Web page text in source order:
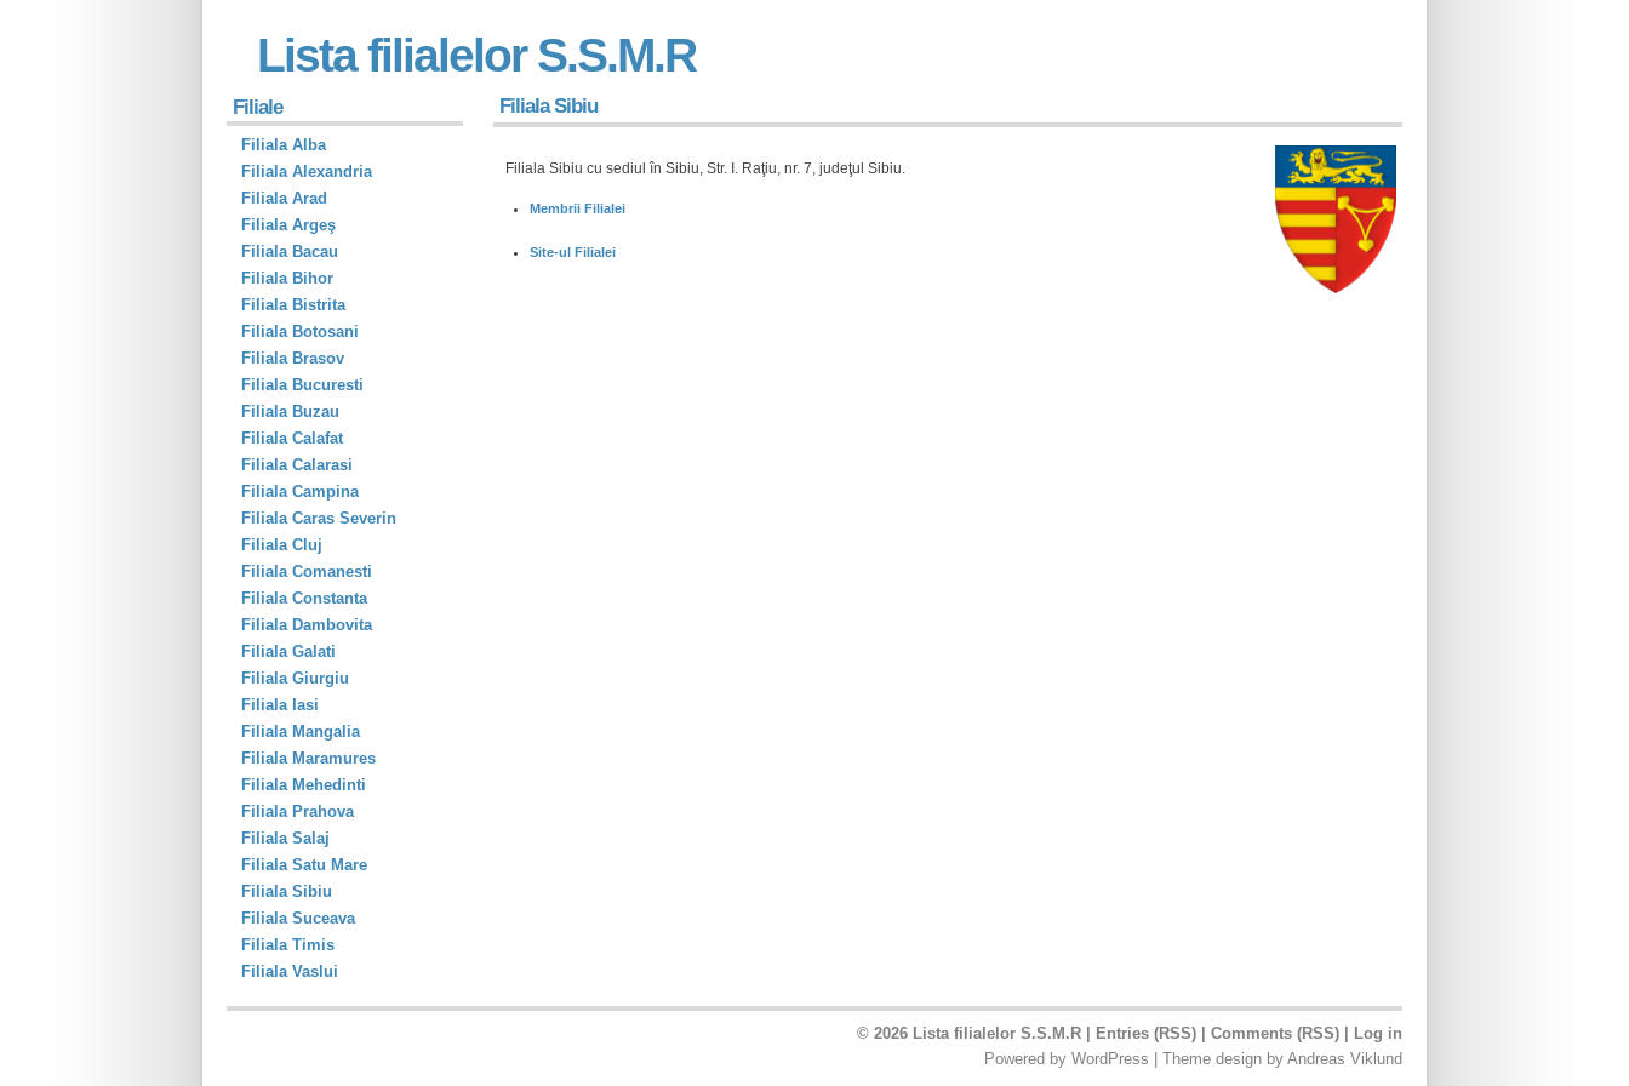
Lista filialelor S.S.M.R
Filiala Sibiu
Filiala Sibiu cu sediul în Sibiu, Str. I. Raţiu, nr. 7, judeţul Sibiu.
Membrii Filialei
Site-ul Filialei
Filiale
Filiala Alba
Filiala Alexandria
Filiala Arad
Filiala Argeş
Filiala Bacau
Filiala Bihor
Filiala Bistrita
Filiala Botosani
Filiala Brasov
Filiala Bucuresti
Filiala Buzau
Filiala Calafat
Filiala Calarasi
Filiala Campina
Filiala Caras Severin
Filiala Cluj
Filiala Comanesti
Filiala Constanta
Filiala Dambovita
Filiala Galati
Filiala Giurgiu
Filiala Iasi
Filiala Mangalia
Filiala Maramures
Filiala Mehedinti
Filiala Prahova
Filiala Salaj
Filiala Satu Mare
Filiala Sibiu
Filiala Suceava
Filiala Timis
Filiala Vaslui
© 2026 Lista filialelor S.S.M.R | Entries (RSS) Comments (RSS)
Log in
Powered by WordPress Theme design by Andreas Viklund